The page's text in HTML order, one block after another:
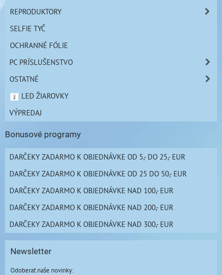
REPRODUKTORY
SELFIE TYČ
OCHRANNÉ FÓLIE
PC PRÍSLUŠENSTVO
OSTATNÉ
LED ŽIAROVKY
VÝPREDAJ
Bonusové programy
DARČEKY ZADARMO K OBJEDNÁVKE OD 5,- DO 25,- EUR
DARČEKY ZADARMO K OBJEDNÁVKE OD 25 DO 50,- EUR
DARČEKY ZADARMO K OBJEDNÁVKE NAD 100,- EUR
DARČEKY ZADARMO K OBJEDNÁVKE NAD 200,- EUR
DARČEKY ZADARMO K OBJEDNÁVKE NAD 300,- EUR
Newsletter
Odoberať naše novinky: